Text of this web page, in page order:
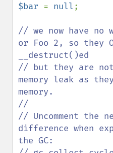
$bar = null;
// we now have no
or Foo 2, so they
__destruct()ed
// but they are
memory leak as
memory.
//
// Uncomment the
difference when
the GC: